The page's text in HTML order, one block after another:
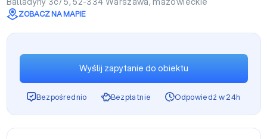
ZOBACZ NA MAPIE
Wyślij zapytanie do obiektu
Bezpośrednio Bezpłatnie Odpowiedź w 24h